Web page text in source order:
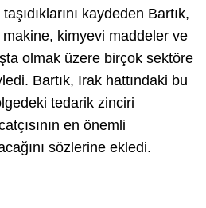
kaydeden Bartık,
kimyevi maddeler ve
olmak üzere birçok sektöre
Bartık, Irak hattındaki bu
tedarik zinciri
en önemli
sözlerine ekledi.